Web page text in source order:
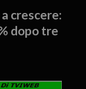
crescere:
dopo tre